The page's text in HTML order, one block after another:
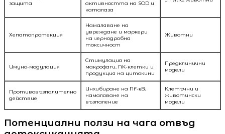
защита
активността на SOD и
каталаза
Хепатопротекция
Намаляване на
увреждане и маркери
на чернодробна
токсичност
Животни
Имуно-модулация
Стимулация на
макрофаги, NK-клетки и
продукция на цитокини
Предклинични
модели
Противовъзпалително
действие
Инхибиране на NF-κB,
намаляване на
възпаление
Клетъчни и
животински
модели
Потенциални ползи на чага отвъд